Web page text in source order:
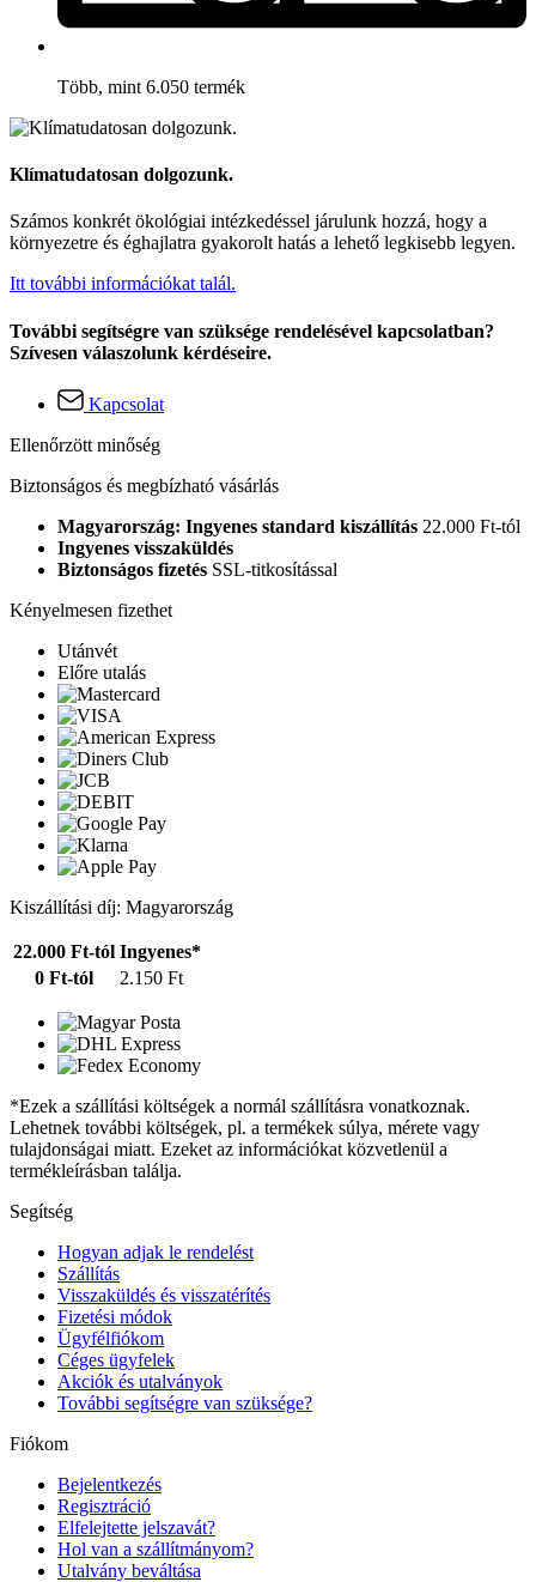
Több, mint 6.050 termék
Klímatudatosan dolgozunk.
Számos konkrét ökológiai intézkedéssel járulunk hozzá, hogy a
környezetre és éghajlatra gyakorolt hatás a lehető legkisebb legyen.
Itt további információkat talál.
További segítségre van szüksége rendelésével kapcsolatban?
Szívesen válaszolunk kérdéseire.
Kapcsolat
Ellenőrzött minőség
Biztonságos és megbízható vásárlás
Magyarország: Ingyenes standard kiszállítás 22.000 Ft-tól
Ingyenes visszaküldés
Biztonságos fizetés SSL-titkosítással
Kényelmesen fizethet
Utánvét
Előre utalás
Kiszállítási díj: Magyarország
22.000 Ft-tól Ingyenes*
0 Ft-tól
2.150 Ft
*Ezek a szállítási költségek a normál szállításra vonatkoznak.
Lehetnek további költségek, pl. a termékek súlya, mérete vagy
tulajdonságai miatt. Ezeket az információkat közvetlenül a
termékleírásban találja.
Segítség
Hogyan adjak le rendelést
Szállítás
Visszaküldés és visszatérítés
Fizetési módok
Ügyfélfiókom
Céges ügyfelek
Akciók és utalványok
További segítségre van szüksége?
Fiókom
Bejelentkezés
Regisztráció
Elfelejtette jelszavát?
Hol van a szállítmányom?
Utalvány beváltása